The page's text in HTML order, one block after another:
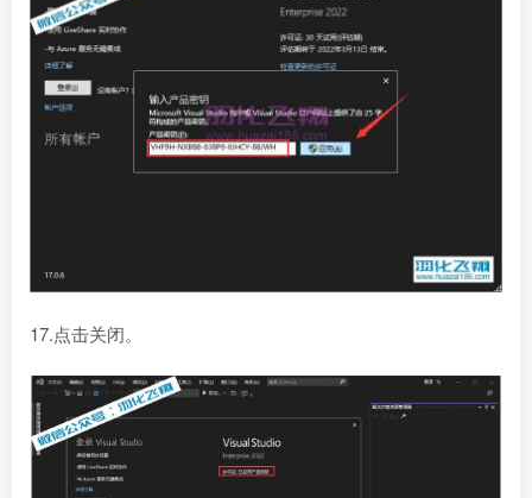
17.点击关闭。